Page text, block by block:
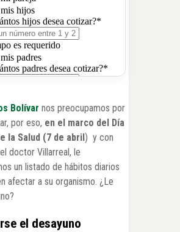
Bolívar nos preocupamos por
por eso, en el marco del Día
la Salud (7 de abril) y con
doctor Villarreal, le
un listado de hábitos diarios
afectar a su organismo. ¿Le
el desayuno